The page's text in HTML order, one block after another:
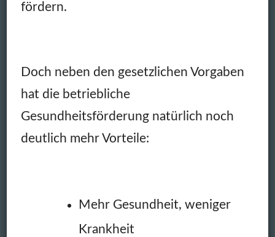
fördern.
Doch neben den gesetzlichen Vorgaben
hat die betriebliche
Gesundheitsförderung natürlich noch
deutlich mehr Vorteile:
Mehr Gesundheit, weniger
Krankheit